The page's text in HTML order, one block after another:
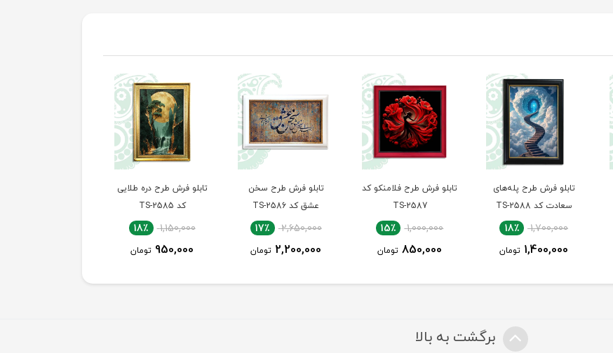
تابلو فرش طرح پله‌های
سعادت کد TS-2588
1,700,000 18٪
1,400,000 تومان
تابلو فرش طرح فلامنکو کد
TS-2587
1,000,000 15٪
850,000 تومان
تابلو فرش طرح سخن
عشق کد TS-2586
2,650,000 17٪
2,200,000 تومان
تابلو فرش طرح دره طلایی
کد TS-2585
1,150,000 18٪
950,000 تومان
برگشت به بالا